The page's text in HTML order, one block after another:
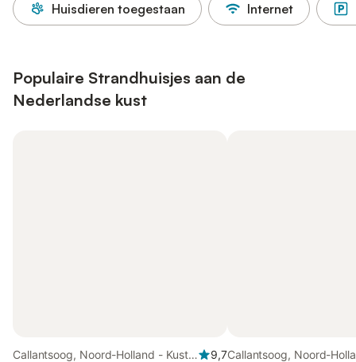
Huisdieren toegestaan Internet
Populaire Strandhuisjes aan de
Nederlandse kust
Callantsoog, Noord-Holland - Kust
9,7Callantsoog, Noord-